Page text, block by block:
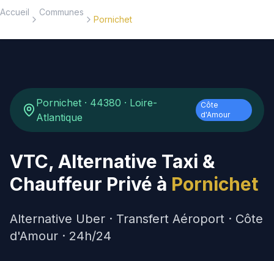
Accueil
Destinations
Aéroport Nantes
Transferts NTE 24h/24
Accueil Communes
Pornichet
Pornichet· 44380 · Loire-
Atlantique
Côte
d'Amour
VTC, Alternative Taxi &
Chauffeur Privé à Pornichet
Alternative Uber · Transfert Aéroport · Côte
d'Amour · 24h/24